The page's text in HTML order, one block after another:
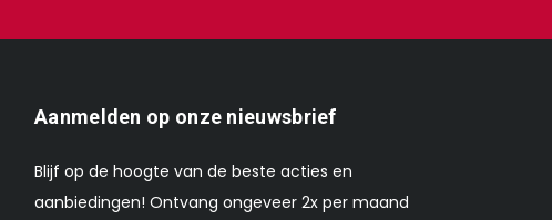
Aanmelden op onze nieuwsbrief
Blijf op de hoogte van de beste acties en
aanbiedingen! Ontvang ongeveer 2x per maand